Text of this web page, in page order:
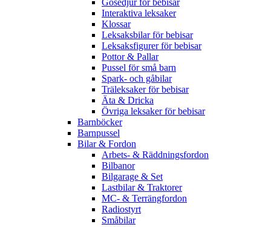
Interaktiva leksaker
Klossar
Leksaksbilar för bebisar
Leksaksfigurer för bebisar
Pottor & Pallar
Pussel för små barn
Spark- och gåbilar
Träleksaker för bebisar
Äta & Dricka
Övriga leksaker för bebisar
Barnböcker
Barnpussel
Bilar & Fordon
Arbets- & Räddningsfordon
Bilbanor
Bilgarage & Set
Lastbilar & Traktorer
MC- & Terrängfordon
Radiostyrt
Småbilar